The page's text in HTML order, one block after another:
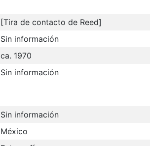
[Tira de contacto de Reed]
Sin información
ca. 1970
Sin información
Sin información
México